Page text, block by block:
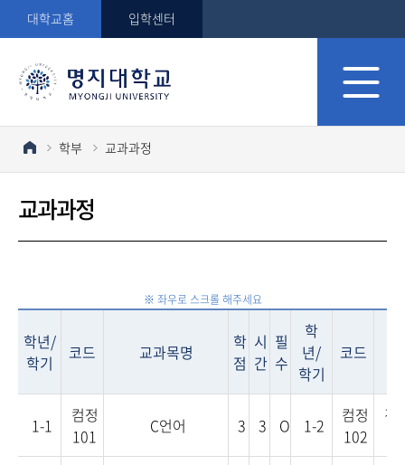
대학교홈 입학센터
학부 교과과정
교과과정
학년/
학기
코드 교과목명
학
점
시
간
필
수
학
년/
학기
코드
1-1
컴정
101
C언어 3 3 O 1-2
컴정
102
객